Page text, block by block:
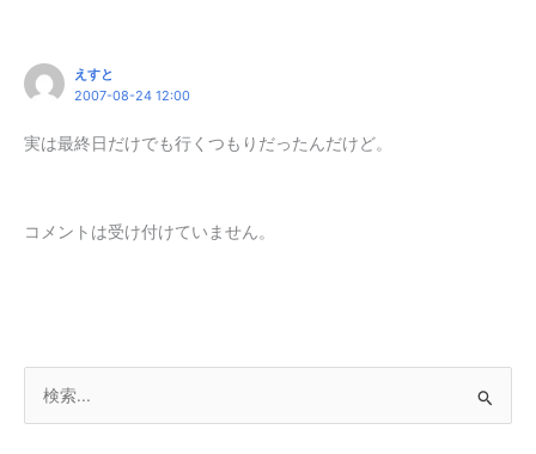
えすと
2007-08-24 12:00
実は最終日だけでも行くつもりだったんだけど。
コメントは受け付けていません。